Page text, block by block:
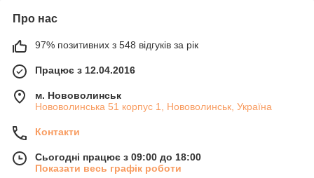
Про нас
97% позитивних з 548 відгуків за рік
Працює з 12.04.2016
м. Нововолинськ
Нововолинська 51 корпус 1, Нововолинськ, Україна
Контакти
Сьогодні працює з 09:00 до 18:00
Показати весь графік роботи